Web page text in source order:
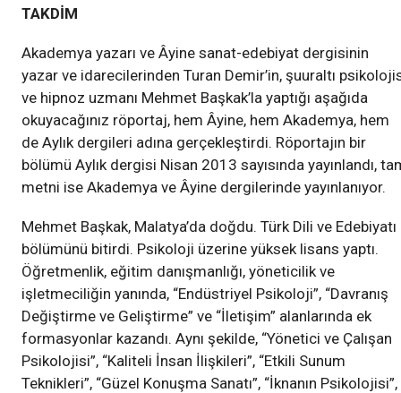
TAKDİM
Akademya yazarı ve Âyine sanat-edebiyat dergisinin
yazar ve idarecilerinden Turan Demir’in, şuuraltı
ve hipnoz uzmanı Mehmet Başkak’la yaptığı aşağıda
okuyacağınız röportaj, hem Âyine, hem Akademya, hem
de Aylık dergileri adına gerçekleştirdi. Röportajın bir
bölümü Aylık dergisi Nisan 2013 sayısında yayınlandı,
metni ise Akademya ve Âyine dergilerinde yayınlanıyor.
Mehmet Başkak, Malatya’da doğdu. Türk Dili ve Edebiyatı
bölümünü bitirdi. Psikoloji üzerine yüksek lisans yaptı.
Öğretmenlik, eğitim danışmanlığı, yöneticilik ve
işletmeciliğin yanında, “Endüstriyel Psikoloji”, “Davranış
Değiştirme ve Geliştirme” ve “İletişim” alanlarında ek
formasyonlar kazandı. Aynı şekilde, “Yönetici ve Çalışan
Psikolojisi”, “Kaliteli İnsan İlişkileri”, “Etkili Sunum
Teknikleri”, “Güzel Konuşma Sanatı”, “İknanın Psikolojisi”,